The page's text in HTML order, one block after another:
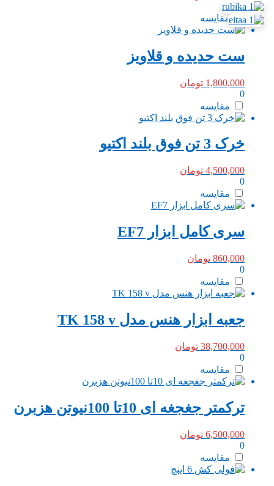
0
مقایسه
ست حدیده و قلاویز
1,800,000 تومان
0
مقایسه
خرک 3 تن فوق بلند اکتیو
4,500,000 تومان
0
مقایسه
سری کامل ابزار EF7
860,000 تومان
0
مقایسه
جعبه ابزار هنس مدل TK 158 v
38,700,000 تومان
0
مقایسه
ترکمتر جغجغه ای 10تا 100نیوتن هزبرن
6,500,000 تومان
0
مقایسه